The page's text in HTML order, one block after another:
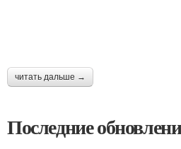
читать дальше →
Последние